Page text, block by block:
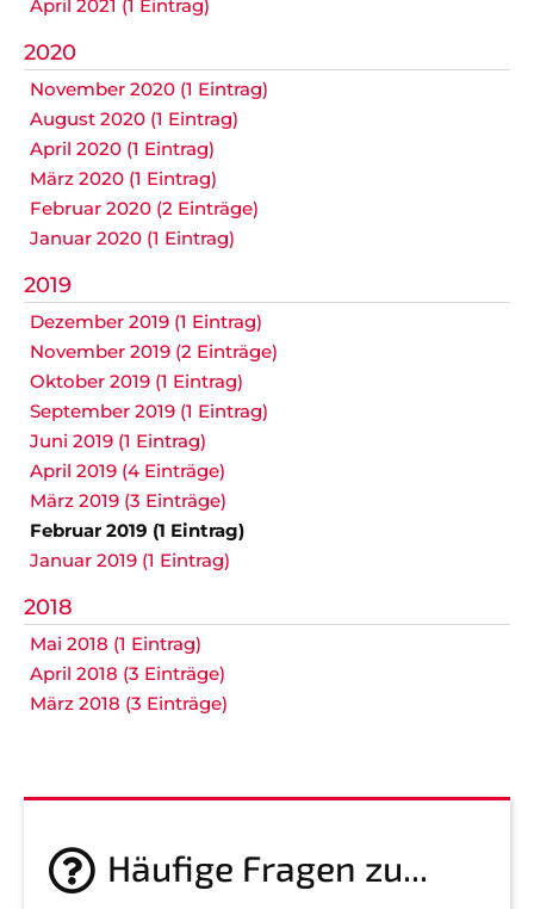
April 2021 (1 Eintrag)
2020
November 2020 (1 Eintrag)
August 2020 (1 Eintrag)
April 2020 (1 Eintrag)
März 2020 (1 Eintrag)
Februar 2020 (2 Einträge)
Januar 2020 (1 Eintrag)
2019
Dezember 2019 (1 Eintrag)
November 2019 (2 Einträge)
Oktober 2019 (1 Eintrag)
September 2019 (1 Eintrag)
Juni 2019 (1 Eintrag)
April 2019 (4 Einträge)
März 2019 (3 Einträge)
Februar 2019 (1 Eintrag)
Januar 2019 (1 Eintrag)
2018
Mai 2018 (1 Eintrag)
April 2018 (3 Einträge)
März 2018 (3 Einträge)
Häufige Fragen zu...
Nicht das Richtige gefunden?
Bitte nehmen Sie Kontakt mit uns auf. Wir helfen
gerne weiter.
post@svo.germaringen.de
Navigation
überspringen
Anfahrt Impressum